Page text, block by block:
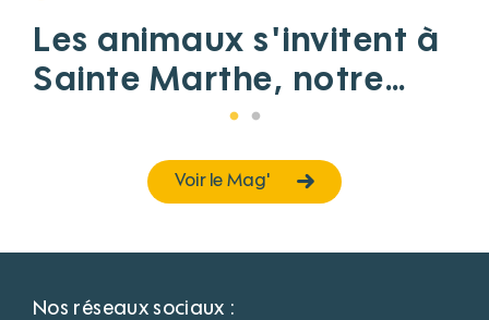
Les animaux s'invitent à
Sainte Marthe, notre
EHPAD de La Tour-
Blanche (Dordogne)
Voir le Mag'
Nos réseaux sociaux :